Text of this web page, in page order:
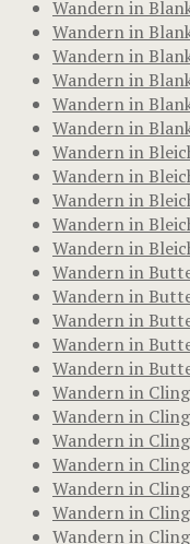
Wandern in
Wandern in
Wandern in
Wandern in
Wandern in
Wandern in
Wandern in
Wandern in
Wandern in
Wandern in
Wandern in
Wandern in
Wandern in
Wandern in
Wandern in
Wandern in
Wandern in
Wandern in
Wandern in
Wandern in
Wandern in
Wandern in
Wandern in